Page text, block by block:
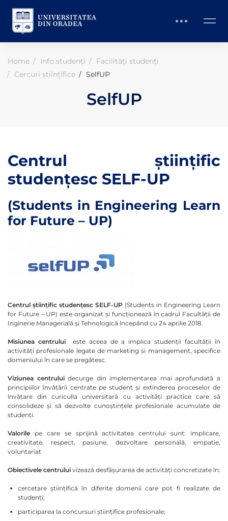
Home Info studenți
Facilități studenți
Cercuri științifice
SelfUP
SelfUP
Centrul științific
studențesc SELF-UP
(Students in Engineering Learn
for Future – UP)
Centrul științific studențesc SELF-UP (Students in Engineering Learn
for Future – UP) este organizat și funcționează în cadrul Facultății de
Inginerie Managerială și Tehnologică începând cu 24 aprilie 2018.
Misiunea centruluieste aceea de a implica studenții facultății în
activități profesionale legate de marketing și management, specifice
domeniului în care se pregătesc.
Viziunea centruluidecurge din implementarea mai aprofundată a
principiilor învățării centrate pe student și extinderea proceselor de
învățare din curiculla universitară cu activități practice care să
consolideze și să dezvolte cunoștințele profesionale acumulate de
studenți.
Valorile pe care se sprijină activitatea centrului sunt: implicare,
creativitate, respect, pasiune, dezvoltare personală, empatie,
voluntariat
Obiectivele centrului vizează desfășurarea de activități concretizate în:
cercetare științifică în diferite domenii care pot fi realizate de
studenți;
participarea la concursuri științifice profesionale;